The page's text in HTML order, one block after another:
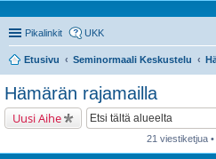
Pikalinkit UKK
Etusivu Seminormaali Keskustelu
Hämärän rajamailla
Uusi Aihe
21 viestiketjua